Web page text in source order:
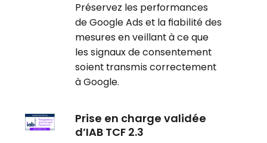
Préservez les performances
de Google Ads et la fiabilité des
mesures en veillant à ce que
les signaux de consentement
soient transmis correctement
à Google.
Prise en charge validée
d’IAB TCF 2.3